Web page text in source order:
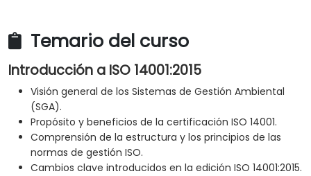
Temario del curso
Introducción a ISO 14001:2015
Visión general de los Sistemas de Gestión Ambiental
(SGA).
Propósito y beneficios de la certificación ISO 14001.
Comprensión de la estructura y los principios de las
normas de gestión ISO.
Cambios clave introducidos en la edición ISO 14001:2015.